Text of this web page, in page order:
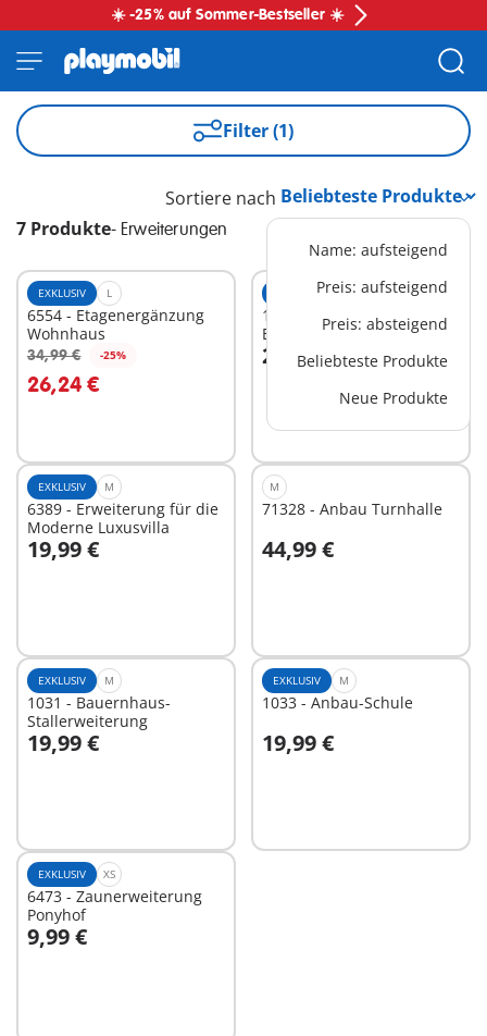
☀️ -25% auf Sommer-Bestseller ☀️
Filter (1)
7 Produkte- Erweiterungen
Sortiere nach
Name: aufsteigend
Preis: aufsteigend
Preis: absteigend
Beliebteste Produkte
Neue Produkte
EXKLUSIV L
6554 - Etagenergänzung
Wohnhaus
34,99 € -25%
26,24 €
In den Warenkorb
EXKLUSIV L
1032 -
Etagenerweiterung/
Schule
29,99 €
In den Warenkorb
EXKLUSIV M
6389 - Erweiterung für die
Moderne Luxusvilla
19,99 €
In den Warenkorb
M
71328 - Anbau Turnhalle
44,99 €
In den Warenkorb
EXKLUSIV M
1031 - Bauernhaus-
Stallerweiterung
19,99 €
In den Warenkorb
EXKLUSIV M
1033 - Anbau-Schule
19,99 €
In den Warenkorb
EXKLUSIV XS
6473 - Zaunerweiterung
Ponyhof
9,99 €